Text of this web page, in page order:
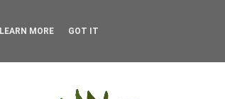
LEARN MORE GOT IT